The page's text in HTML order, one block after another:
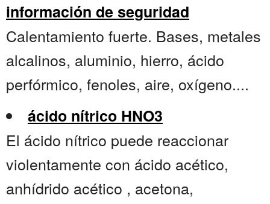
información de seguridad
Calentamiento fuerte. Bases, metales
alcalinos, aluminio, hierro, ácido
perfórmico, fenoles, aire, oxígeno....
ácido nítrico HNO3
El ácido nítrico puede reaccionar
violentamente con ácido acético,
anhídrido acético , acetona,